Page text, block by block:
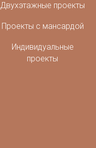
Двухэтажные проекты
Проекты с мансардой
Индивидуальные
проекты